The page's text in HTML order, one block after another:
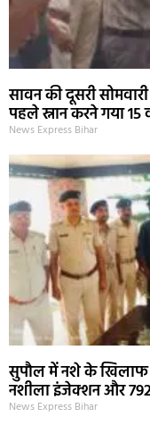
सावन की दूसरी
पहले स्नान करने गया 15
News Express Bihar
सुपौल में नशे के खिलाफ
नशीला इंजेक्शन और 792
News Express Bihar